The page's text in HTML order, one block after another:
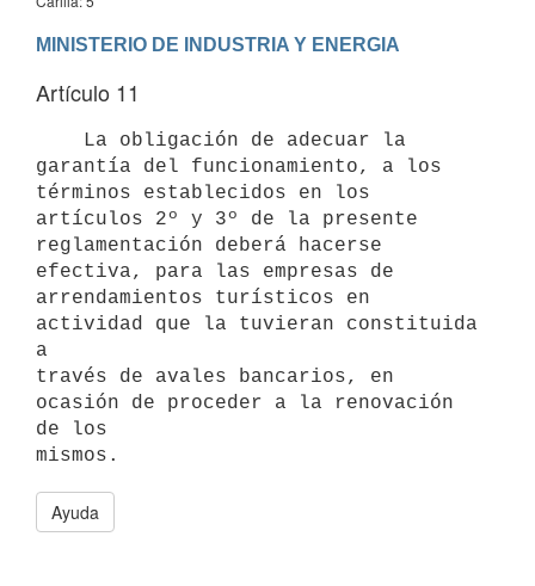
MINISTERIO DE INDUSTRIA Y ENERGIA
Artículo 11
garantía del funcionamiento, a los
términos establecidos en los
artículos 2º y 3º de la presente
reglamentación deberá hacerse
efectiva, para las empresas de
arrendamientos turísticos en
actividad que la tuvieran constituida
a
través de avales bancarios, en
ocasión de proceder a la renovación
de los
Ayuda